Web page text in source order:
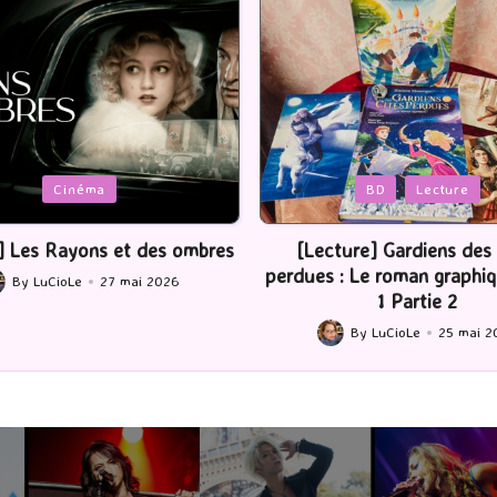
BD Lecture
Gardiens des cités
: Le roman graphique Tome
Posted
in
Serie Tv USA
[Série TV] The Madison :
by
By LuCioLe 22 mai